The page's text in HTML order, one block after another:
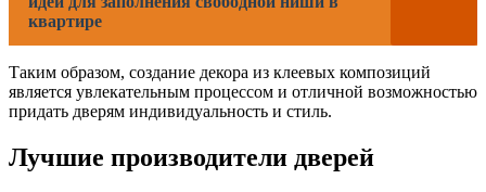
квартире
Таким образом, создание декора из клеевых композиций
является увлекательным процессом и отличной возможностью
придать дверям индивидуальность и стиль.
Лучшие производители дверей